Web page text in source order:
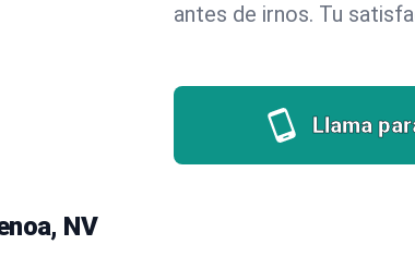
antes de irnos. Tu
Llama
NV